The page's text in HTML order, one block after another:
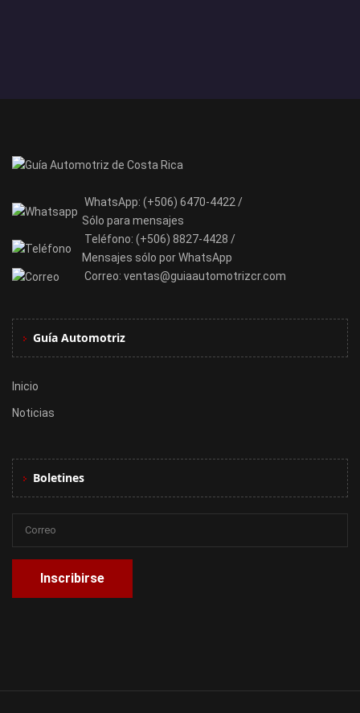
WhatsApp: (+506) 6470-4422 /
Sólo para mensajes
Teléfono: (+506) 8827-4428 /
Mensajes sólo por WhatsApp
Correo: ventas@guiaautomotrizcr.com
Guía Automotriz
Inicio
Noticias
Boletines